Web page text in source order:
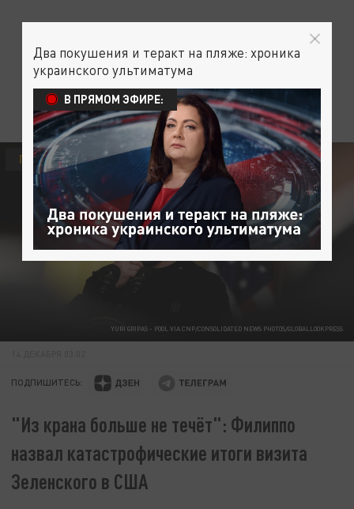
YURI GRIPAS - POOL VIA CNP/CONSOLIDATED NEWS PHOTOS/GLOBALLOOKPRESS
ПОЛИТИКА
ПОДПИШИТЕСЬ:
"Из крана больше не течёт": Филиппо
назвал катастрофические итоги визита
Зеленского в США
Два покушения и теракт на пляже: хроника
украинского ультиматума
В ПРЯМОМ ЭФИРЕ: